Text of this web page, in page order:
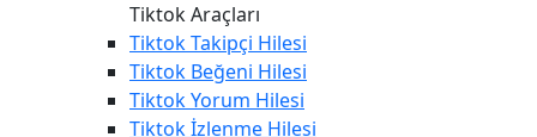
Tiktok Araçları
TiktokTakipçi Hilesi
Tiktok Beğeni Hilesi
TiktokYorum Hilesi
Tiktokİzlenme Hilesi